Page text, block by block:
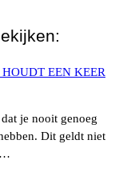
EEN KEER
je nooit genoeg
Dit geldt niet